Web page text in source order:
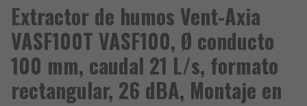
Extractor de humos Vent-Axia
VASF100T VASF100, Ø conducto
100 mm, caudal 21 L/s, formato
rectangular, 26 dBA, Montaje en